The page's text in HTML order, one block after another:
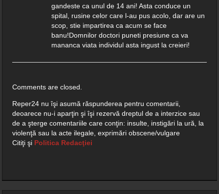
gandeste ca unul de 14 ani! Asta conduce un
spital, rusine celor care l-au pus acolo, dar are un
scop, stie impartirea ca acum se face
banu!Domnilor doctori puneti presiune ca va
mananca viata individul asta ingust la creieri!
Comments are closed.
Reper24 nu îşi asumă răspunderea pentru comentarii,
deoarece nu-i aparţin şi îşi rezervă dreptul de a interzice sau
de a şterge comentariile care conţin: insulte, instigări la ură, la
violenţă sau la acte ilegale, exprimări obscene/vulgare
Citiţi şi Politica Redacţiei